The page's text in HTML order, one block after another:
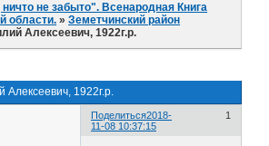
не забыто". Всенародная Книга
области. »Земетчинский район
Алексеевич, 1922г.р.
Алексеевич, 1922г.р.
Поделиться 1
2018-
11-08 10:37:15